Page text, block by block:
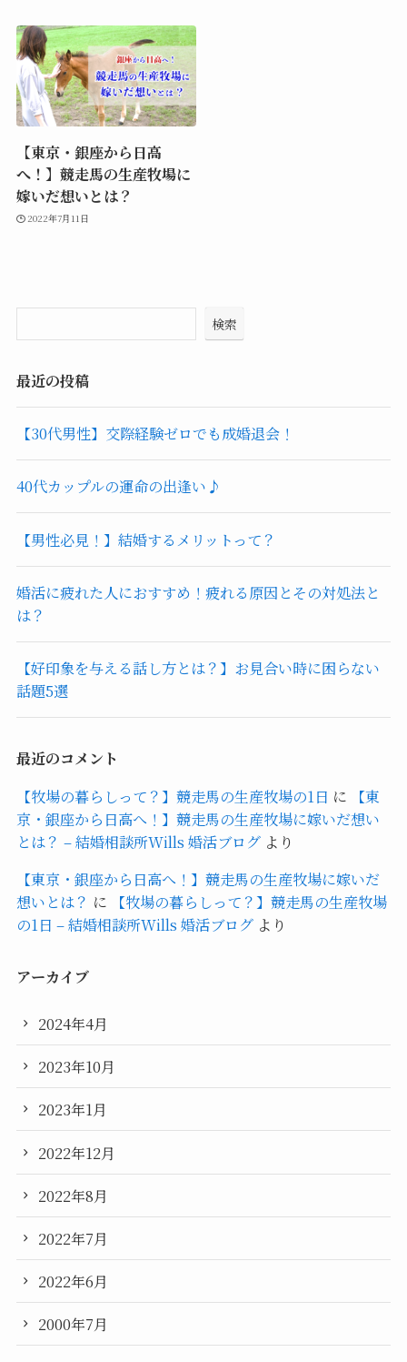
【東京・銀座から日高
へ！】競走馬の生産牧場に
嫁いだ想いとは？
2022年7月11日
検索
最近の投稿
【30代男性】交際経験ゼロでも成婚退会！
40代カップルの運命の出逢い♪
【男性必見！】結婚するメリットって？
婚活に疲れた人におすすめ！疲れる原因とその対処法と
は？
【好印象を与える話し方とは？】お見合い時に困らない
話題5選
最近のコメント
【牧場の暮らしって？】競走馬の生産牧場の1日 に
【東
京・銀座から日高へ！】競走馬の生産牧場に嫁いだ想い
とは？ – 結婚相談所Wills 婚活ブログより
【東京・銀座から日高へ！】競走馬の生産牧場に嫁いだ
想いとは？ に
【牧場の暮らしって？】競走馬の生産牧場
の1日 – 結婚相談所Wills 婚活ブログより
アーカイブ
2024年4月
2023年10月
2023年1月
2022年12月
2022年8月
2022年7月
2022年6月
2000年7月